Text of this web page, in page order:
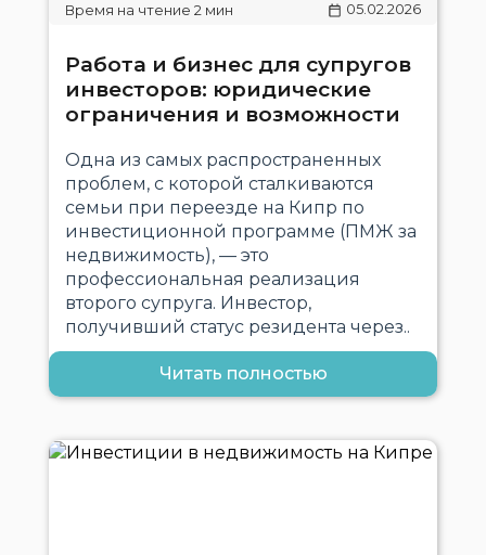
05.02.2026
Работа и бизнес для супругов
инвесторов: юридические
ограничения и возможности
Одна из самых распространенных
проблем, с которой сталкиваются
семьи при переезде на Кипр по
инвестиционной программе (ПМЖ за
недвижимость), — это
профессиональная реализация
второго супруга. Инвестор,
получивший статус резидента через..
Читать полностью